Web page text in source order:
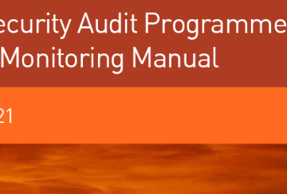
Audit Programme
Manual